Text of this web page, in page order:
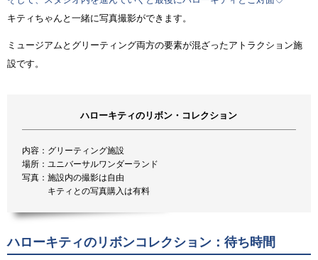
キティちゃんと一緒に写真撮影ができます。
ミュージアムとグリーティング両方の要素が混ざったアトラクション施
設です。
ハローキティのリボン・コレクション
内容：グリーティング施設
場所：ユニバーサルワンダーランド
写真：施設内の撮影は自由
キティとの写真購入は有料
ハローキティのリボンコレクション：待ち時間